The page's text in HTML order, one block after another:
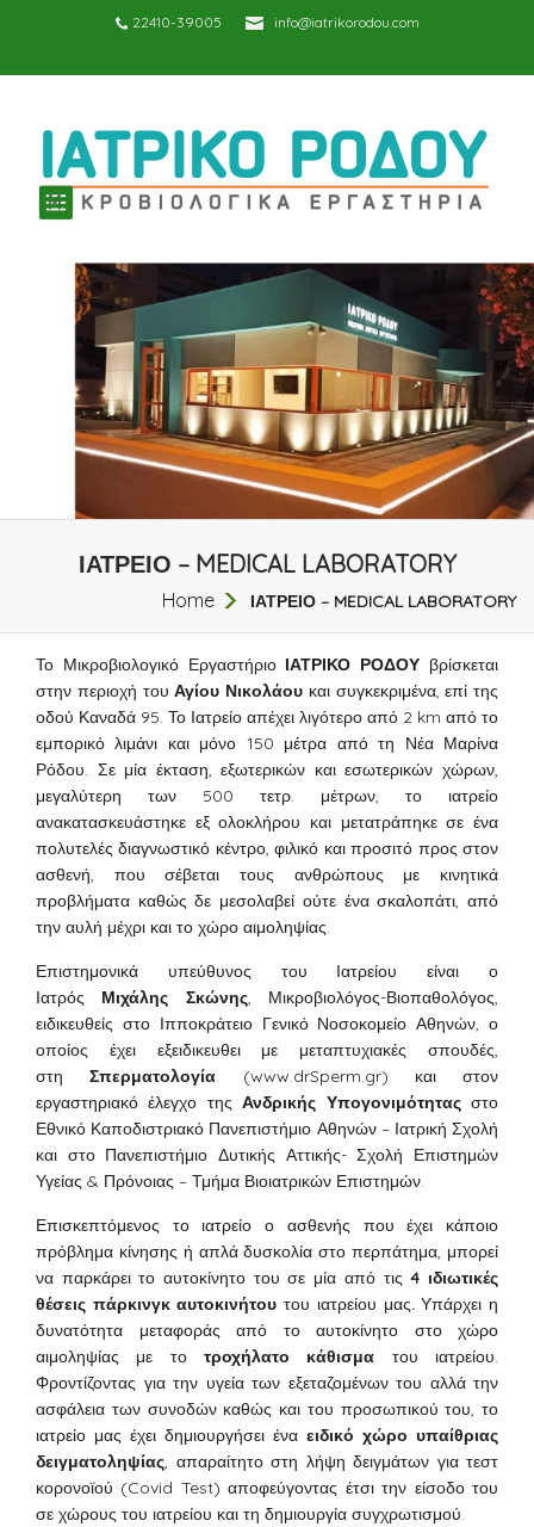
22410-39005 info@iatrikorodou.com
TOGGLE
NAVIGATION
ΙΑΤΡΕΙΟ – MEDICAL LABORATORY
Home ΙΑΤΡΕΙΟ – MEDICAL LABORATORY
Το Μικροβιολογικό Εργαστήριο ΙΑΤΡΙΚΟ ΡΟΔΟΥ βρίσκεται
στην περιοχή τουΑγίου Νικολάου και συγκεκριμένα, επί της
οδού Καναδά 95. Το Ιατρείο απέχει λιγότερο από 2 km από το
εμπορικό λιμάνι και μόνο 150 μέτρα από τη Νέα Μαρίνα
Ρόδου. Σε μία έκταση, εξωτερικών και εσωτερικών χώρων,
μεγαλύτερη των 500 τετρ. μέτρων, το ιατρείο
ανακατασκευάστηκε εξ ολοκλήρου και μετατράπηκε σε ένα
πολυτελές διαγνωστικό κέντρο, φιλικό και προσιτό προς στον
ασθενή, που σέβεται τους ανθρώπους με κινητικά
προβλήματα καθώς δε μεσολαβεί ούτε ένα σκαλοπάτι, από
την αυλή μέχρι και το χώρο αιμοληψίας.
Επιστημονικά υπεύθυνος του Ιατρείου είναι ο
Ιατρός Μιχάλης Σκώνης, Μικροβιολόγος-Βιοπαθολόγος,
ειδικευθείς στο Ιπποκράτειο Γενικό Νοσοκομείο Αθηνών, ο
οποίος έχει εξειδικευθει με μεταπτυχιακές σπουδές,
στηΣπερματολογία (www.drSperm.gr) και στον
εργαστηριακό έλεγχο τηςΑνδρικής Υπογονιμότητας στο
Εθνικό Καποδιστριακό Πανεπιστήμιο Αθηνών – Ιατρική Σχολή
και στο Πανεπιστήμιο Δυτικής Αττικής- Σχολή Επιστημών
Υγείας & Πρόνοιας – Τμήμα Βιοιατρικών Επιστημών.
Επισκεπτόμενος το ιατρείο ο ασθενής που έχει κάποιο
πρόβλημα κίνησης ή απλά δυσκολία στο περπάτημα, μπορεί
να παρκάρει το αυτοκίνητο του σε μία από τις4 ιδιωτικές
θέσεις πάρκινγκ αυτοκινήτουτου ιατρείου μας.Υπάρχει η
δυνατότητα μεταφοράς από το αυτοκίνητο στο χώρο
αιμοληψίας με το τροχήλατο κάθισμα του ιατρείου.
Φροντίζοντας για την υγεία των εξεταζομένων του αλλά την
ασφάλεια των συνοδών καθώς και του προσωπικού του, το
ιατρείο μας έχει δημιουργήσει ένα ειδικό χώρο υπαίθριας
δειγματοληψίας, απαραίτητο στη λήψη δειγμάτων για τεστ
κορονοϊού (Covid Test) αποφεύγοντας έτσι την είσοδο του
σε χώρους του ιατρείου και τη δημιουργία συγχρωτισμού.